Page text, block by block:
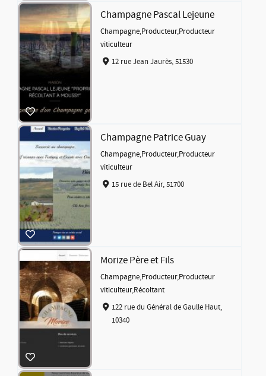
Champagne Pascal Lejeune
Champagne,Producteur,Producteur
viticulteur
12 rue Jean Jaurès, 51530
Champagne Patrice Guay
Champagne,Producteur,Producteur
viticulteur
15 rue de Bel Air, 51700
Morize Père et Fils
Champagne,Producteur,Producteur
viticulteur,Récoltant
122 rue du Général de Gaulle Haut,
10340